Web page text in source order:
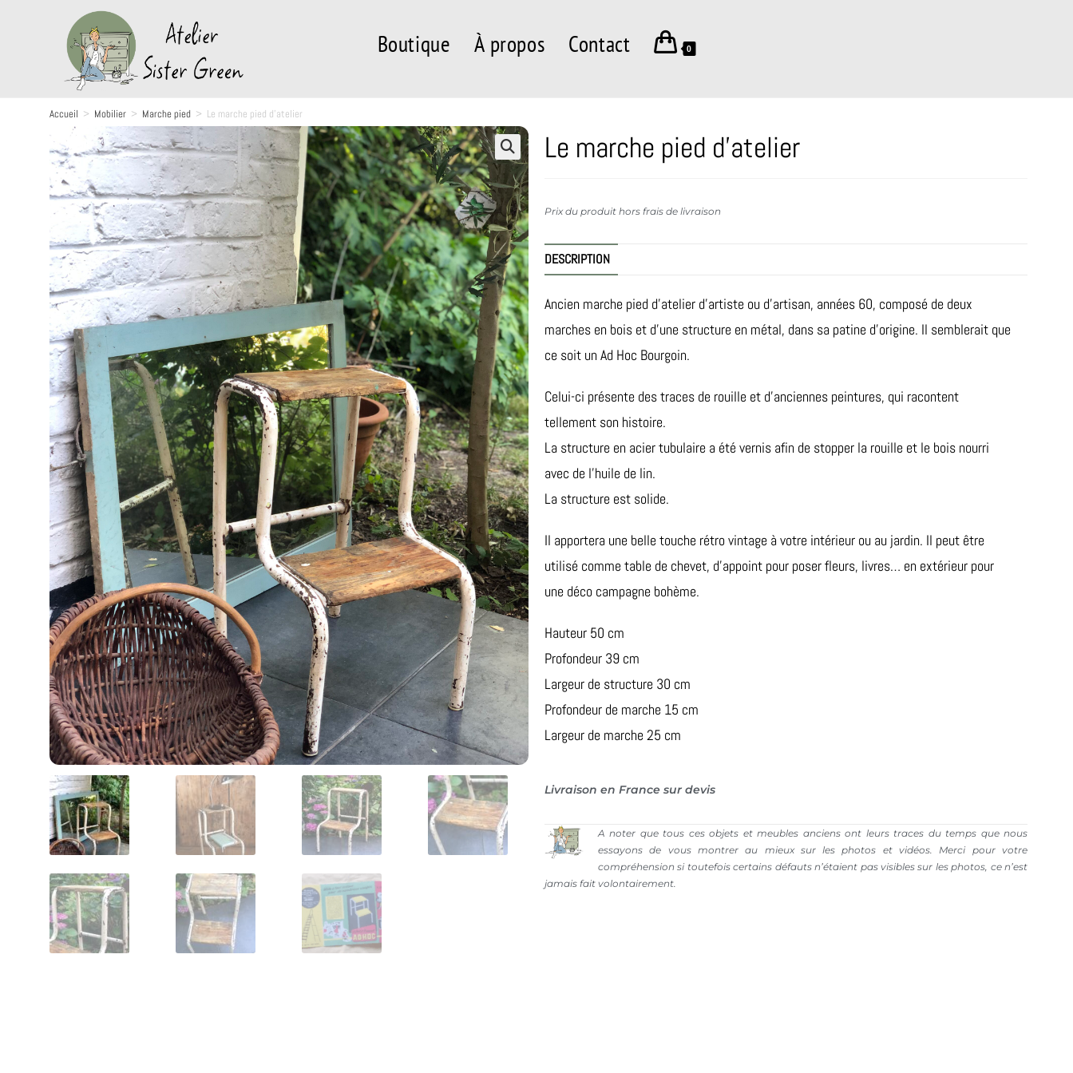
Boutique À propos Contact 0
Accueil > Mobilier > Marche pied > Le marche pied d’atelier
Vendu Le marche pied d’atelier
Prix du produit hors frais de livraison
DESCRIPTION
Ancien marche pied d’atelier d’artiste ou d’artisan, années 60, composé de deux
marches en bois et d’une structure en métal, dans sa patine d’origine. Il semblerait que
ce soit un Ad Hoc Bourgoin.
Celui-ci présente des traces de rouille et d’anciennes peintures, qui racontent
tellement son histoire.
La structure en acier tubulaire a été vernis afin de stopper la rouille et le bois nourri
avec de l’huile de lin.
La structure est solide.
Il apportera une belle touche rétro vintage à votre intérieur ou au jardin. Il peut être
utilisé comme table de chevet, d’appoint pour poser fleurs, livres… en extérieur pour
une déco campagne bohème.
Hauteur 50 cm
Profondeur 39 cm
Largeur de structure 30 cm
Profondeur de marche 15 cm
Largeur de marche 25 cm
Livraison en France sur devis
A noter que tous ces objets et meubles anciens ont leurs traces du temps que nous
essayons de vous montrer au mieux sur les photos et vidéos. Merci pour votre
compréhension si toutefois certains défauts n’étaient pas visibles sur les photos, ce n’est
jamais fait volontairement.